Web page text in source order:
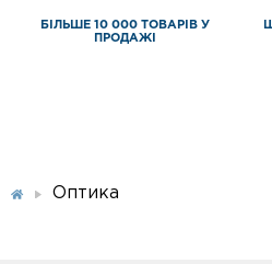
БІЛЬШЕ 10 000 ТОВАРІВ У
ПРОДАЖІ
Оптика